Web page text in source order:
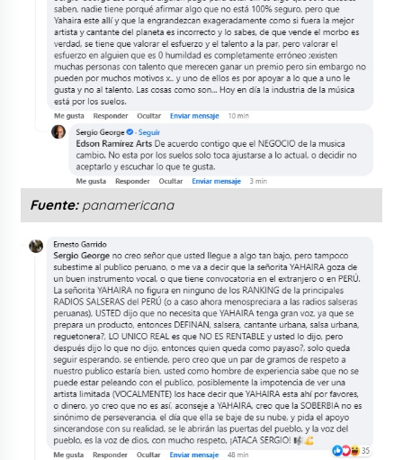
Fuente:panamericana